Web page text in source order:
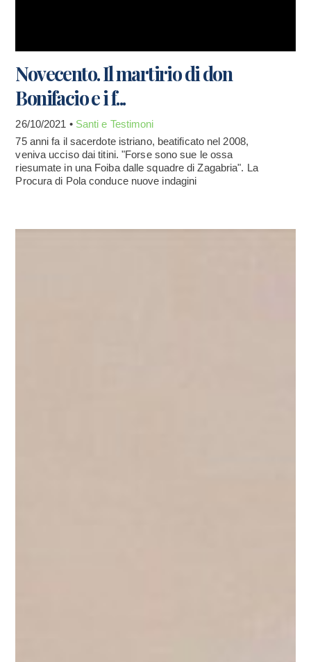
Novecento. Il martirio di don
Bonifacio e i f...
26/10/2021 • Santi e Testimoni
75 anni fa il sacerdote istriano, beatificato nel 2008,
veniva ucciso dai titini. "Forse sono sue le ossa
riesumate in una Foiba dalle squadre di Zagabria". La
Procura di Pola conduce nuove indagini